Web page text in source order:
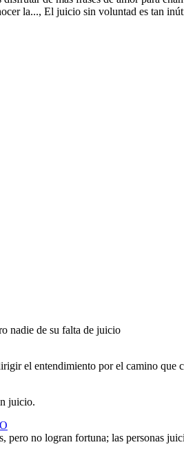
la..., El juicio sin voluntad es tan
nadie de su falta de juicio
el entendimiento por el camino que
juicio.
pero no logran fortuna; las personas